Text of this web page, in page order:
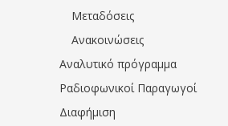
Μεταδόσεις
Ανακοινώσεις
Αναλυτικό πρόγραμμα
Ραδιοφωνικοί Παραγωγοί
Διαφήμιση